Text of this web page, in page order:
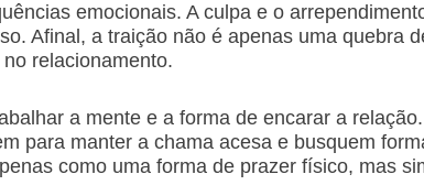
emocionais. A culpa e o
Afinal, a traição não é apenas uma quebra
relacionamento.
a mente e a forma de encarar a
para manter a chama acesa e busquem
como uma forma de prazer físico, mas